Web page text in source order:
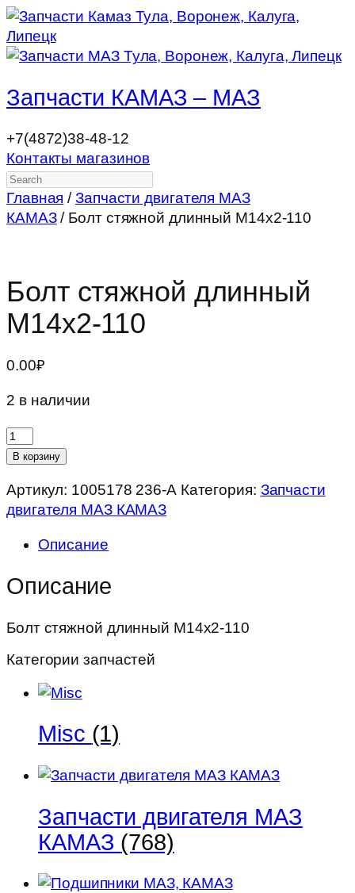
Запчасти КАМАЗ – МАЗ
+7(4872)38-48-12
Контакты магазинов
Search
Главная /Запчасти двигателя МАЗ
КАМАЗ/ Болт стяжной длинный М14х2-110
Болт стяжной длинный
М14х2-110
0.00₽
2 в наличии
Количество
товара
стяжной
длинный
110
В корзину
Артикул: 1005178 236-А Категория: Запчасти
двигателя МАЗ КАМАЗ
Описание
Описание
Болт стяжной длинный М14х2-110
Категории запчастей
Misc (1)
Запчасти двигателя МАЗ
КАМАЗ (768)